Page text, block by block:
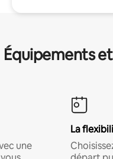
Équipements
une
La